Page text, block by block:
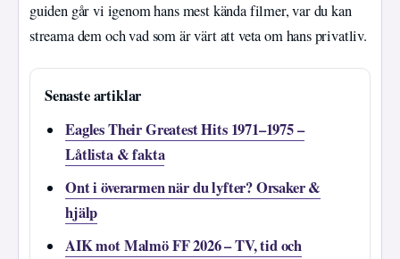
guiden går vi igenom hans mest kända filmer, var du kan
streama dem och vad som är värt att veta om hans privatliv.
Senaste artiklar
Eagles Their Greatest Hits 1971–1975 –
Låtlista & fakta
Ont i överarmen när du lyfter? Orsaker &
hjälp
AIK mot Malmö FF 2026 – TV, tid och